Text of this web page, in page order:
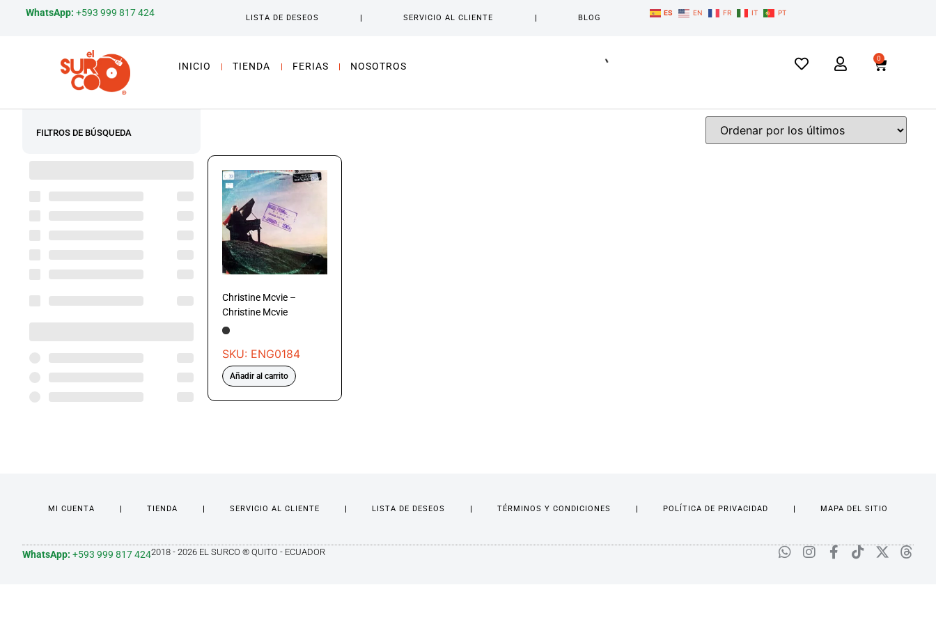
WhatsApp: +593 999 817 424 LISTA DE DESEOS SERVICIO AL CLIENTE BLOG
ES EN FR IT PT
INICIO TIENDA FERIAS NOSOTROS
0
FILTROS DE BÚSQUEDA
Christine Mcvie –
Christine Mcvie
SKU: ENG0184
Añadir al carrito
MI CUENTA TIENDA SERVICIO AL CLIENTE LISTA DE DESEOS TÉRMINOS Y CONDICIONES POLÍTICA DE PRIVACIDAD MAPA DEL SITIO
WhatsApp: +593 999 817 4242018 - 2026 EL SURCO ® QUITO - ECUADOR